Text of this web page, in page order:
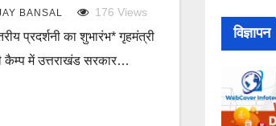
BANSAL 176 Views
प्रदर्शनी का शुभारंभ* गृहमंत्री
कैम्प में उत्तराखंड सरकार…
विज्ञापन